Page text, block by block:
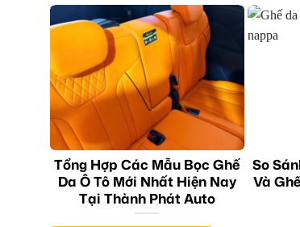
Tổng Hợp Các Mẫu Bọc Ghế
Da Ô Tô Mới Nhất Hiện Nay
Tại Thành Phát Auto
So
Và